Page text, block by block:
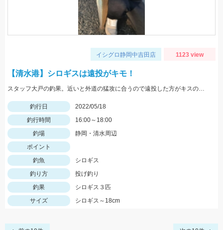
イシグロ静岡中吉田店 1123 view
【清水港】シロギスは遠投がキモ！
スタッフ大戸の釣果。近いと外道の猛攻に合うので遠投した方がキスのアタリが出る。イシグロの赤イソメ使用。
釣行日
2022/05/18
釣行時間
16:00～18:00
釣場
静岡・清水周辺
ポイント
釣魚
シロギス
釣り方
投げ釣り
釣果
シロギス３匹
サイズ
シロギス～18cm